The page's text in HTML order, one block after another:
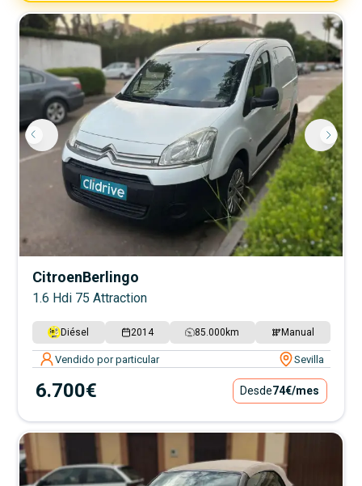
CitroenBerlingo
1.6 Hdi 75 Attraction
Diésel 2014 85.000 km Manual
Vendido por particular Sevilla
6.700€ Desde74€/mes